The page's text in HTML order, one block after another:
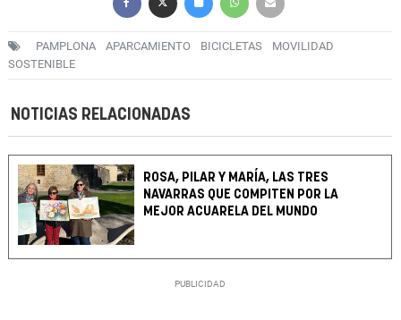
PAMPLONA APARCAMIENTO BICICLETAS
MOVILIDAD
SOSTENIBLE
NOTICIAS RELACIONADAS
ROSA, PILAR Y MARÍA, LAS TRES
NAVARRAS QUE COMPITEN POR LA
MEJOR ACUARELA DEL MUNDO